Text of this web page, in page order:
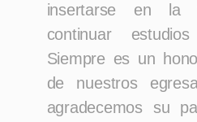
insertarse en la
continuar
Siempre es un
de nuestros
agradecemos su